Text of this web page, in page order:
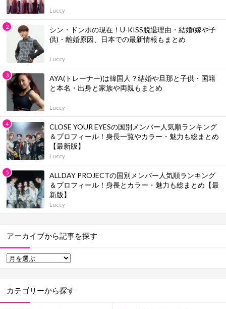
Luccy
シン・ドンホの現在！U-KISS脱退理由・結婚(嫁や子
供)・離婚原因、日本での最新情報もまとめ
Luccy
AYA(トレーナー)は韓国人？結婚や旦那と子供・国籍
と本名・出身と家族や両親もまとめ
Luccy
CLOSE YOUR EYESの国別メンバー人気順ランキング
＆プロフィール！身長一覧やカラー・魅力も総まとめ
【最新版】
Luccy
ALLDAY PROJECTの国別メンバー人気順ランキング
＆プロフィール！身長とカラー・魅力も総まとめ【最
新版】
Luccy
アーカイブから記事を探す
カテゴリーから探す